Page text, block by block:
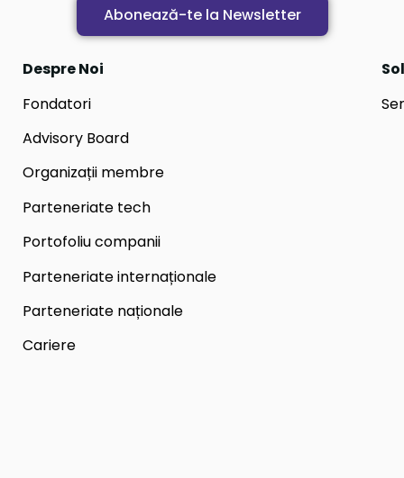
Abonează-te la Newsletter
Despre Noi
Fondatori
Advisory Board
Organizații membre
Parteneriate tech
Portofoliu companii
Parteneriate internaționale
Parteneriate naționale
Cariere